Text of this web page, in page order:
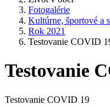
Fotogalérie
Kultúrne, športové a
Rok 2021
Testovanie COVID
Testovanie
Testovanie COVID 19